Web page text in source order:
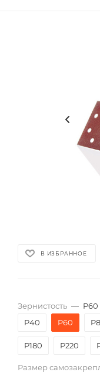
В ИЗБРАННОЕ
Зернистость — P60
P40
P60
P180 P220
Размер